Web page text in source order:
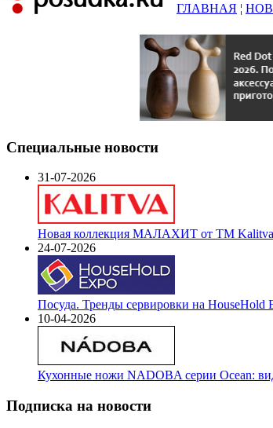
ГЛАВНАЯ ¦
Специальные новости
31-07-2026
Новая коллекция МАЛАХИТ от ТМ Kalitva:
24-07-2026
Посуда. Тренды сервировки на HouseHold
10-04-2026
Кухонные ножи NADOBA серии Ocean:
Подписка на новости